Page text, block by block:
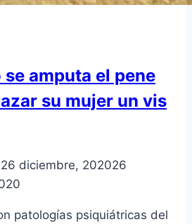
se amputa el pene
su mujer un vis
26 diciembre, 202026
patologías psiquiátricas del